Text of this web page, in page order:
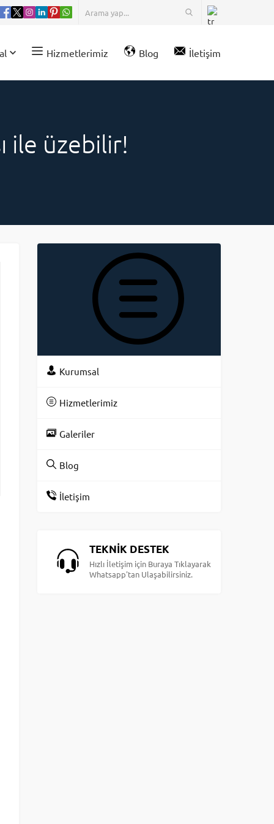
Hizmetlerimiz Blog İletişim
ile üzebilir!
Kurumsal
Hizmetlerimiz
Galeriler
Blog
İletişim
TEKNİK DESTEK
Hızlı İletişim için Buraya Tıklayarak
Whatsapp'tan Ulaşabilirsiniz.